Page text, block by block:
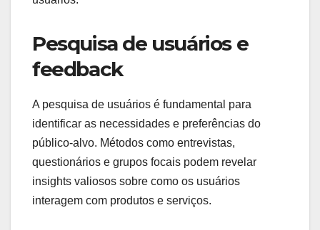
Pesquisa de usuários e
feedback
A pesquisa de usuários é fundamental para
identificar as necessidades e preferências do
público-alvo. Métodos como entrevistas,
questionários e grupos focais podem revelar
insights valiosos sobre como os usuários
interagem com produtos e serviços.